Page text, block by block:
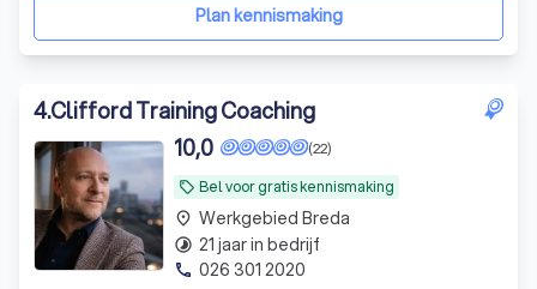
Plan kennismaking
4.Clifford Training Coaching
local_offer Bel voor gratis kennismaking
(22)
10,0
place Werkgebied Breda
timelapse 21 jaar in bedrijf
phone 026 301 2020